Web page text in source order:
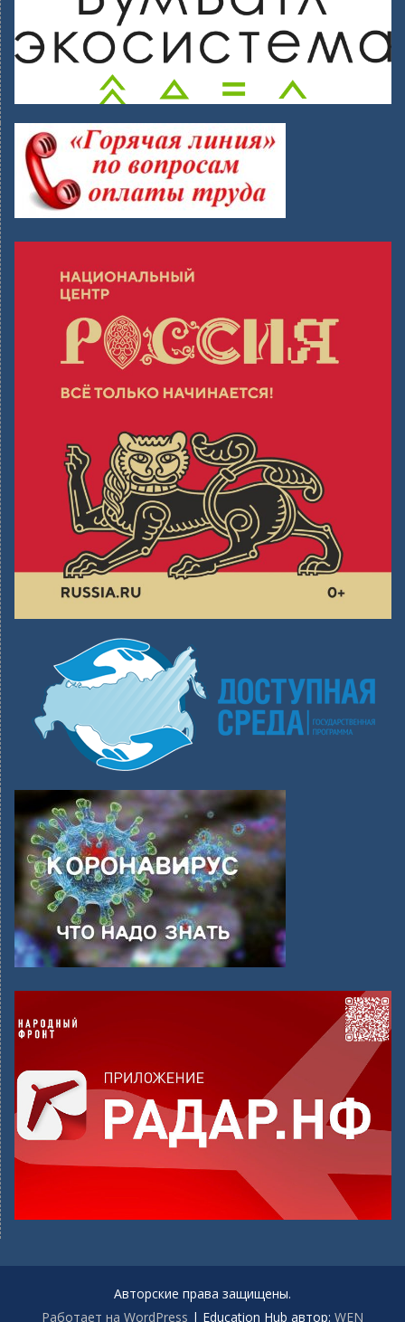
Авторские права защищены.
Работает на WordPress | Education Hub автор: WEN